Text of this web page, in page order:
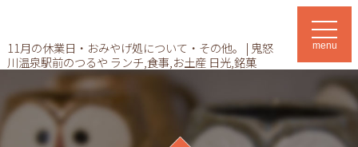
t
o
g
g
e
a
v
i
menu
11月の休業日・おみやげ処について・その他。 | 鬼怒
川温泉駅前のつるや ランチ,食事,お土産 日光,銘菓